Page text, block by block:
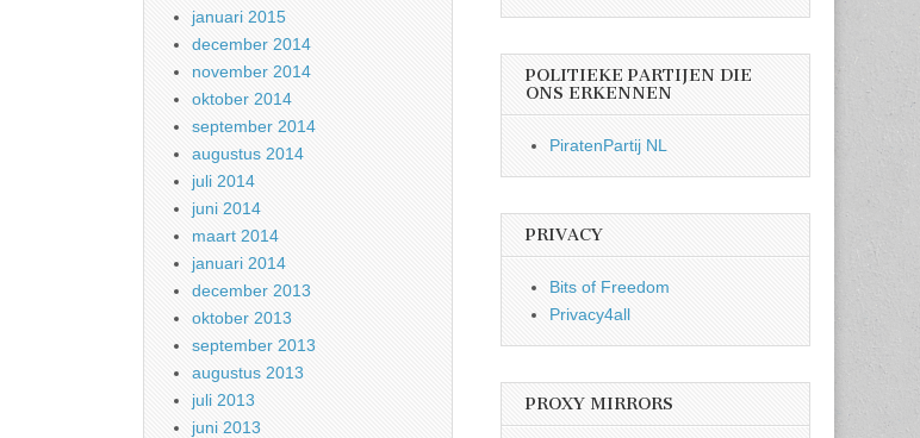
januari 2015
december 2014
november 2014
oktober 2014
september 2014
augustus 2014
juli 2014
juni 2014
maart 2014
januari 2014
december 2013
oktober 2013
september 2013
augustus 2013
juli 2013
juni 2013
POLITIEKE PARTIJEN DIE
ONS ERKENNEN
PiratenPartij NL
PRIVACY
Bits of Freedom
Privacy4all
PROXY MIRRORS